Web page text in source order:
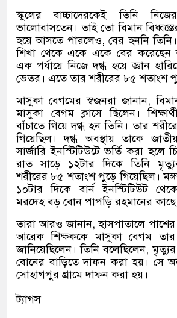
স্কুলের বাচ্চাদেরকেই তিনি
ভালোবাসতেন। তাই তো বিমান
হয়ে আসতে পারলেও, বের হননি
শিখা থেকে একে একে বের করেছেন
এক পর্যায়ে নিজে দগ্ধ হয়ে জ্ঞান
ভেতর। এতে তার শরীরের ৮৫ শতাংশ
মাসুকা বেগমের স্বজনরা জানান,
মাসুকা বেগম ক্লাসে ছিলেন।
বাঁচাতে গিয়ে দগ্ধ হন তিনি। তার
গিয়েছিল। দগ্ধ অবস্থায় তাকে
সার্জারি ইনস্টিটিউটে ভর্তি করা হলে
রাত সাড়ে ১২টার দিকে তিনি
শরীরের ৮৫ শতাংশ পুড়ে গিয়েছিল।
১০টার দিকে বার্ন ইনস্টিটিউট
মরদেহ বড় বোন পাপড়ি রহমানের কাছে
তারা আরও জানান, হাসপাতালে পাশের
আরেক শিক্ষককে মাসুকা বেগম
জানিয়েছিলেন। তিনি বলেছিলেন,
বোনের বাড়িতে দাফন করা হয়। সে
সোহাগপুর গ্রামে দাফন করা হয়।
ট্যাগস